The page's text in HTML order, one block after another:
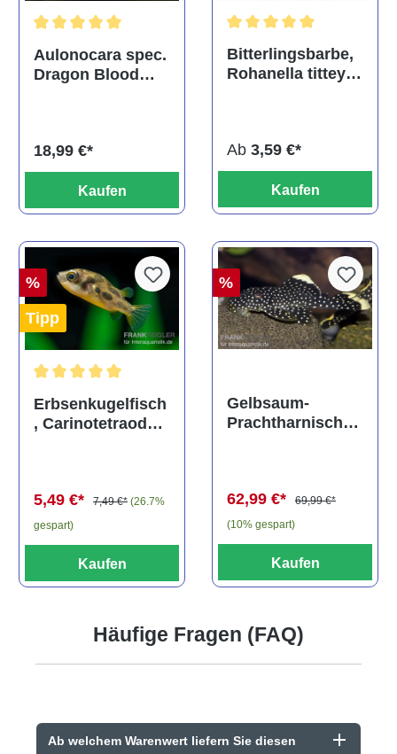
Durchschnittliche Bewertung von 5 von 5 Sternen
Aulonocara spec.
Dragon Blood
18,99 €*
Kaufen
Bitterlingsbarbe,
Rohanella titteya,
Ab 3,59 €*
Kaufen
%
Tipp
Durchschnittliche Bewertung von 5 von 5 Sternen
Erbsenkugelfisch
, Carinotetraodon
5,49 €* 7,49 €* (26.7%
gespart)
Kaufen
%
Gelbsaum-
Prachtharnischw
62,99 €*
69,99 €*
(10% gespart)
Kaufen
Häufige Fragen (FAQ)
Ab welchem Warenwert liefern Sie diesen